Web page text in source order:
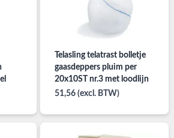
Telasling telatrast bolletje
gaasdeppers pluim per
20x10ST nr.3 met loodlijn
51,56 (excl. BTW)